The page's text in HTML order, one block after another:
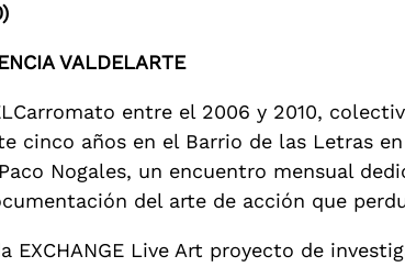
VALDELARTE
entre el 2006 y 2010,
cinco años en el Barrio de las Letras
Nogales, un encuentro mensual
del arte de acción que
EXCHANGE Live Art proyecto de